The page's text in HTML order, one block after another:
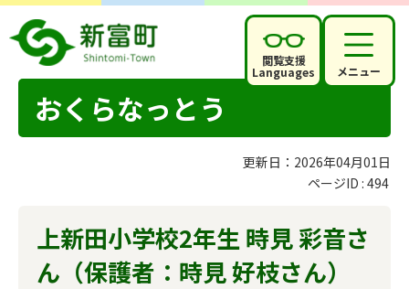
閲覧支援
Languages メニュー
おくらなっとう
更新日：2026年04月01日
ページID : 494
上新田小学校2年生 時見 彩音さ
ん（保護者：時見 好枝さん）